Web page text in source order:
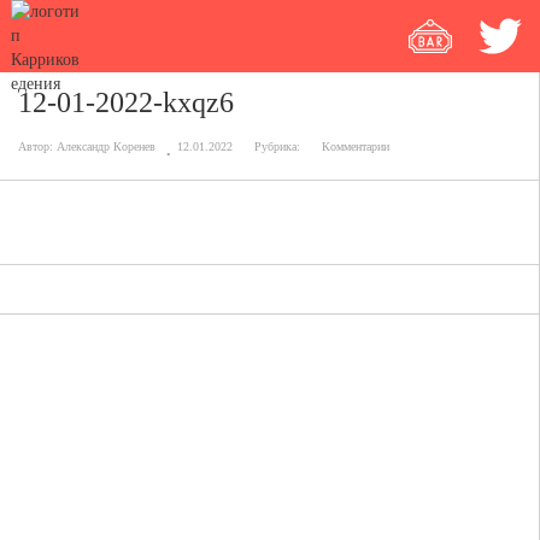
12-01-2022-kxqz6
Автор: Александр Коренев 12.01.2022 Рубрика: Комментарии